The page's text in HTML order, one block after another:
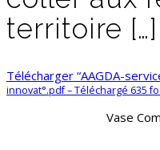
territoire […]
Télécharger “AAGDA-
innovat°.pdf – Téléchargé 635
Vase